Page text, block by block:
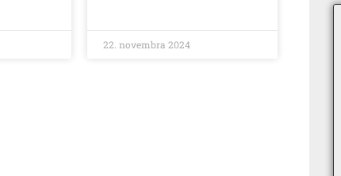
22. novembra 2024